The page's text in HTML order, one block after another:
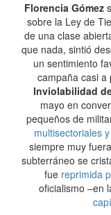
Florencia Gómez
sobre la Ley de
de una clase
que nada, sintió
un sentimiento
campaña casi a
Inviolabilidad
mayo en
pequeños de
multisectoriales
siempre muy
subterráneo se
fue reprimida
oficialismo –en